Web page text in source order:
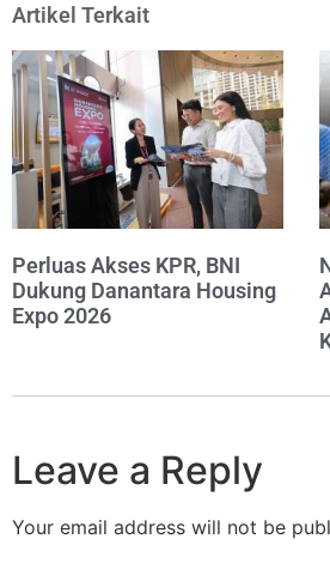
Artikel Terkait
Perluas Akses KPR, BNI
Dukung Danantara Housing
Expo 2026
Leave a Reply
Your email address will not be